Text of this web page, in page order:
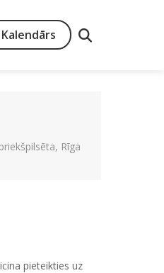
Kalendārs
Rīga
pieteikties uz